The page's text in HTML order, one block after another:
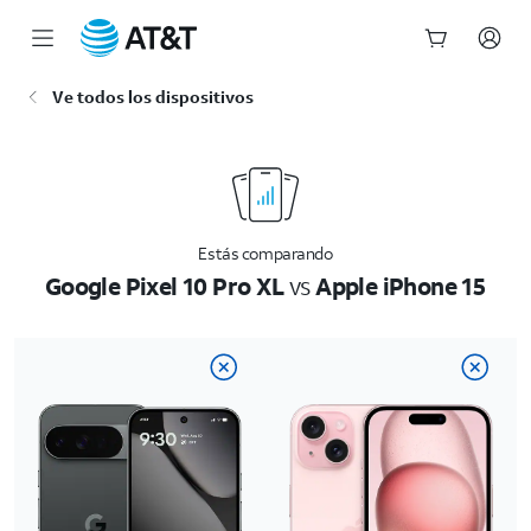
Ve todos los dispositivos
Estás comparando
Google Pixel 10 Pro XLvsApple iPhone 15